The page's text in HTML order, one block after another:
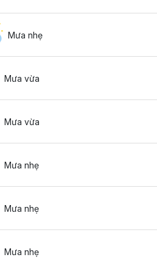
Mưa nhẹ
Mưa vừa
Mưa vừa
Mưa nhẹ
Mưa nhẹ
Mưa nhẹ